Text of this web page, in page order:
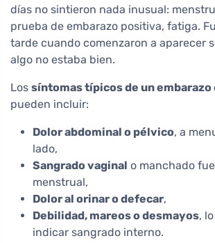
días no sintieron nada inusual:
prueba de embarazo positiva, fatiga.
tarde cuando comenzaron a aparecer
algo no estaba bien.
Los síntomas típicos de un
pueden incluir:
Dolor abdominal o pélvico, a
lado,
Sangrado vaginal o manchado
menstrual,
Dolor al orinar o defecar,
Debilidad, mareos o desmayos,
indicar sangrado interno.